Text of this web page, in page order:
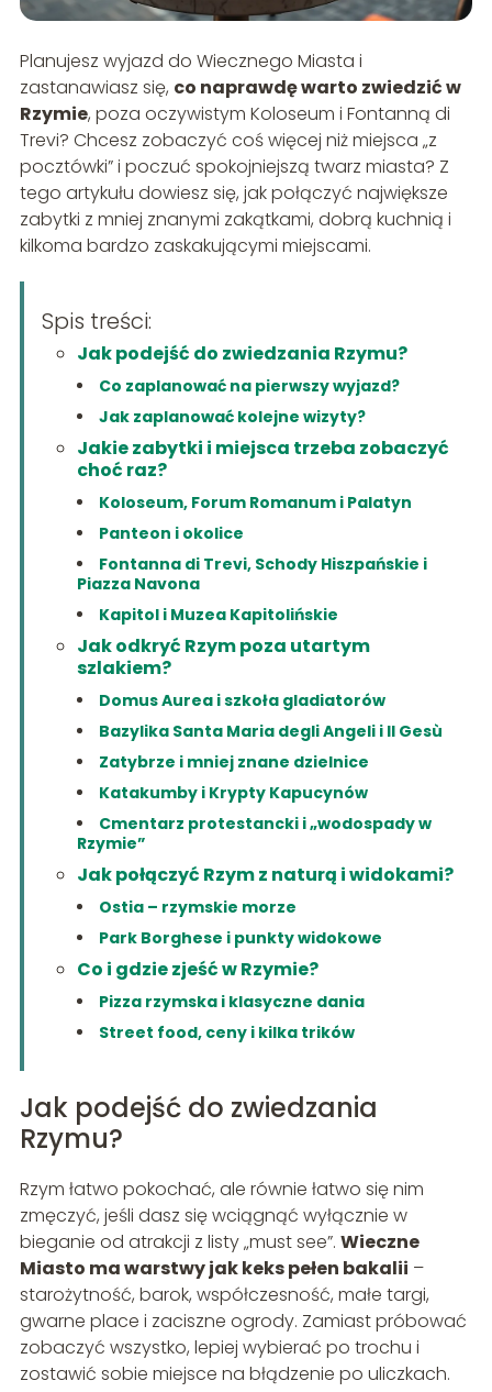
Planujesz wyjazd do Wiecznego Miasta i
zastanawiasz się, co naprawdę warto zwiedzić w
Rzymie, poza oczywistym Koloseum i Fontanną di
Trevi? Chcesz zobaczyć coś więcej niż miejsca „z
pocztówki” i poczuć spokojniejszą twarz miasta? Z
tego artykułu dowiesz się, jak połączyć największe
zabytki z mniej znanymi zakątkami, dobrą kuchnią i
kilkoma bardzo zaskakującymi miejscami.
Spis treści:
Jak podejść do zwiedzania Rzymu?
Co zaplanować na pierwszy wyjazd?
Jak zaplanować kolejne wizyty?
Jakie zabytki i miejsca trzeba zobaczyć
choć raz?
Koloseum, Forum Romanum i Palatyn
Panteon i okolice
Fontanna di Trevi, Schody Hiszpańskie i
Piazza Navona
Kapitol i Muzea Kapitolińskie
Jak odkryć Rzym poza utartym
szlakiem?
Domus Aurea i szkoła gladiatorów
Bazylika Santa Maria degli Angeli i Il Gesù
Zatybrze i mniej znane dzielnice
Katakumby i Krypty Kapucynów
Cmentarz protestancki i „wodospady w
Rzymie”
Jak połączyć Rzym z naturą i widokami?
Ostia – rzymskie morze
Park Borghese i punkty widokowe
Co i gdzie zjeść w Rzymie?
Pizza rzymska i klasyczne dania
Street food, ceny i kilka trików
Jak podejść do zwiedzania
Rzymu?
Rzym łatwo pokochać, ale równie łatwo się nim
zmęczyć, jeśli dasz się wciągnąć wyłącznie w
bieganie od atrakcji z listy „must see”. Wieczne
Miasto ma warstwy jak keks pełen bakalii –
starożytność, barok, współczesność, małe targi,
gwarne place i zaciszne ogrody. Zamiast próbować
zobaczyć wszystko, lepiej wybierać po trochu i
zostawić sobie miejsce na błądzenie po uliczkach.